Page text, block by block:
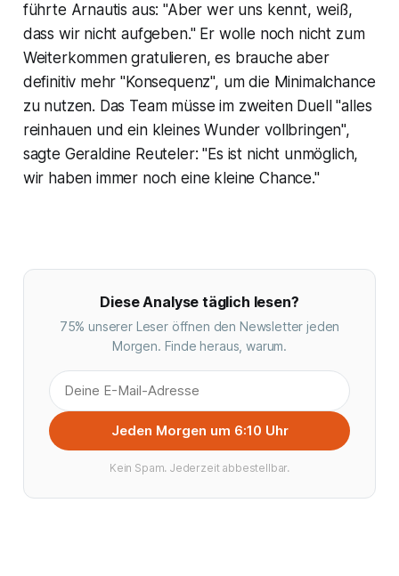
führte Arnautis aus: "Aber wer uns kennt, weiß,
dass wir nicht aufgeben." Er wolle noch nicht zum
Weiterkommen gratulieren, es brauche aber
definitiv mehr "Konsequenz", um die Minimalchance
zu nutzen. Das Team müsse im zweiten Duell "alles
reinhauen und ein kleines Wunder vollbringen",
sagte Geraldine Reuteler: "Es ist nicht unmöglich,
wir haben immer noch eine kleine Chance."
Diese Analyse täglich lesen?
75% unserer Leser öffnen den Newsletter jeden
Morgen. Finde heraus, warum.
Jeden Morgen um 6:10 Uhr
Kein Spam. Jederzeit abbestellbar.